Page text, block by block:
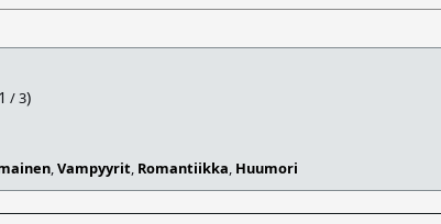
/ 3)
,Vampyyrit, Romantiikka, Huumori